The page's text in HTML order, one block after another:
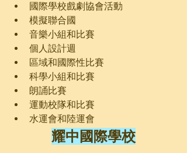
國際學校戲劇協會活動
模擬聯合國
音樂小組和比賽
個人設計週
區域和國際性比賽
科學小組和比賽
朗誦比賽
運動校隊和比賽
水運會和陸運會
耀中國際學校